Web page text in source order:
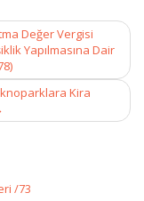
Değer Vergisi
Yapılmasına Dair
Kira
/73